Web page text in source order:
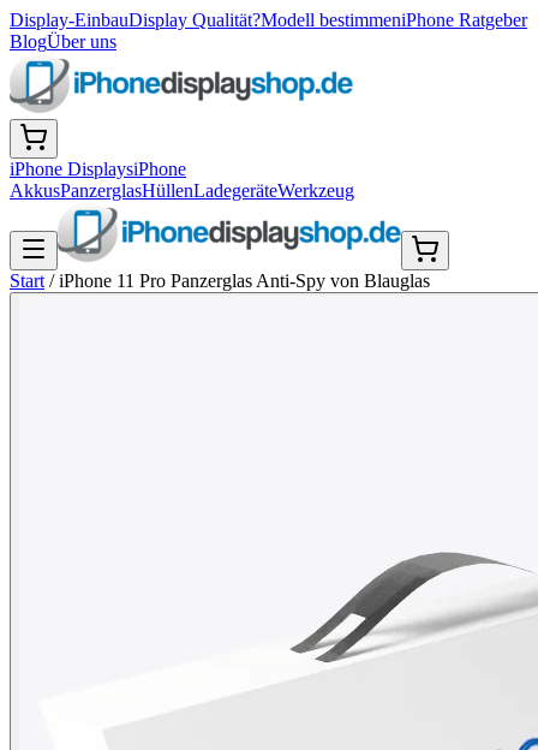
Display-EinbauDisplay Qualität?Modell bestimmeniPhone Ratgeber
BlogÜber uns
iPhone DisplaysiPhone
AkkusPanzerglasHüllenLadegeräteWerkzeug
Start /iPhone 11 Pro Panzerglas Anti-Spy von Blauglas